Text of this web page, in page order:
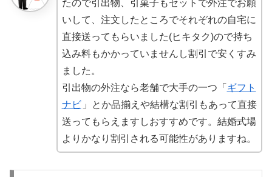
たので引出物、引菓子もセットで外注でお願
いして、注文したところでそれぞれの自宅に
直接送ってもらいました(ヒキタク)ので持ち
込み料もかかっていませんし割引で安くすみ
ました。
引出物の外注なら老舗で大手の一つ「 ギフト
ナビ 」とか品揃えや結構な割引もあって直接
送ってもらえますしおすすめです。結婚式場
よりかなり割引される可能性がありますね。